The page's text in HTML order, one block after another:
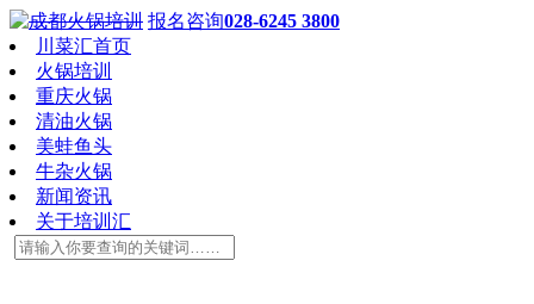
报名咨询028-6245 3800
川菜汇首页
火锅培训
重庆火锅
清油火锅
美蛙鱼头
牛杂火锅
新闻资讯
关于培训汇